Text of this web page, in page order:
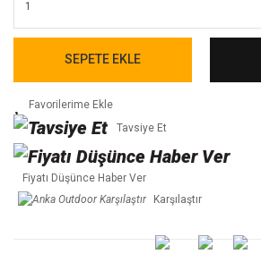
SEPETE EKLE
Tavsiye Et
Fiyatı Düşünce Haber Ver
Karşılaştır